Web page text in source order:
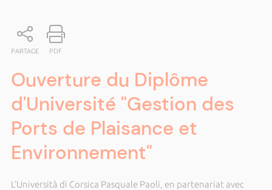
PARTAGE PDF
Ouverture du Diplôme
d'Université "Gestion des
Ports de Plaisance et
Environnement"
L’Università di Corsica Pasquale Paoli, en partenariat avec